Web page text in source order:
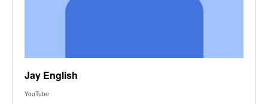
Jay English
YouTube